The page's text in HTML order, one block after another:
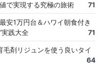
で実現する究極の旅術
71
安1万円台＆ハワイ朝食付き
践大全
71
剤リジュンを使う良いタイ
64